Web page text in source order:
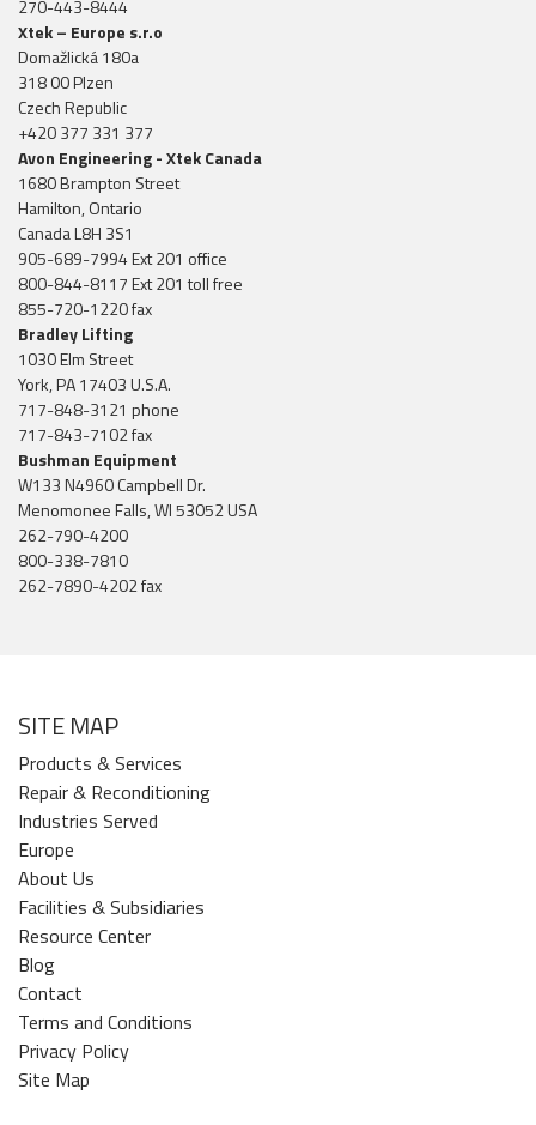
270-443-8444
Xtek – Europe s.r.o
Domažlická 180a
318 00 Plzen
Czech Republic
+420 377 331 377
Avon Engineering - Xtek Canada
1680 Brampton Street
Hamilton, Ontario
Canada L8H 3S1
905-689-7994 Ext 201 office
800-844-8117 Ext 201 toll free
855-720-1220 fax
Bradley Lifting
1030 Elm Street
York, PA 17403 U.S.A.
717-848-3121 phone
717-843-7102 fax
Bushman Equipment
W133 N4960 Campbell Dr.
Menomonee Falls, WI 53052 USA
262-790-4200
800-338-7810
262-7890-4202 fax
SITE MAP
Products & Services
Repair & Reconditioning
Industries Served
Europe
About Us
Facilities & Subsidiaries
Resource Center
Blog
Contact
Terms and Conditions
Privacy Policy
Site Map